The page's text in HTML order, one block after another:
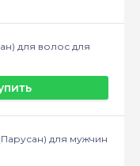
для волос для
для мужчин